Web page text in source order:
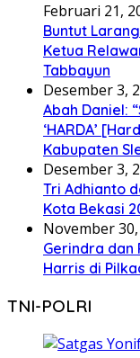
Februari 21,
Buntut
Ketua
Tabbayun
Desember 3,
Abah Daniel:
‘HARDA’
Kabupaten
Desember 3,
Tri Adhianto
Kota Bekasi
November
Gerindra dan
Harris di
TNI-POLRI